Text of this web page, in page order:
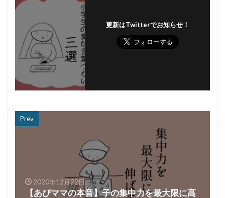
更新はTwitterでお知らせ！
Prev
2020年12月22日
【あぴママの本音】子の集中力を最大限に高